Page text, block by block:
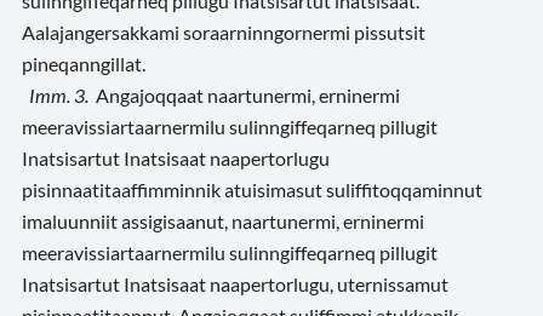
Aalajangersakkami soraarninngornermi pissutsit
pineqanngillat.
Imm. 3. Angajoqqaat naartunermi, erninermi
meeravissiartaarnermilu sulinngiffeqarneq pillugit
Inatsisartut Inatsisaat naapertorlugu
pisinnaatitaaffimminnik atuisimasut suliffitoqqaminnut
imaluunniit assigisaanut, naartunermi, erninermi
meeravissiartaarnermilu sulinngiffeqarneq pillugit
Inatsisartut Inatsisaat naapertorlugu, uternissamut